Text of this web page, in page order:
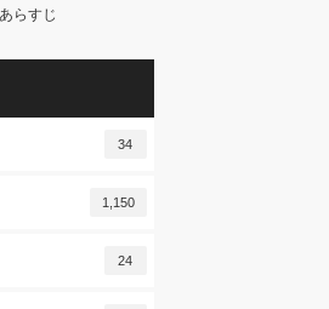
らすじ
34
1,150
24